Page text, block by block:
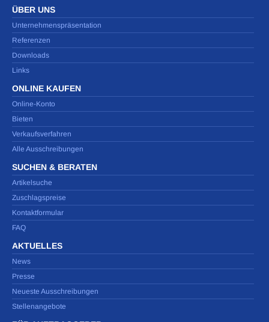
ÜBER UNS
Unternehmenspräsentation
Referenzen
Downloads
Links
ONLINE KAUFEN
Online-Konto
Bieten
Verkaufsverfahren
Alle Ausschreibungen
SUCHEN & BERATEN
Artikelsuche
Zuschlagspreise
Kontaktformular
FAQ
AKTUELLES
News
Presse
Neueste Ausschreibungen
Stellenangebote